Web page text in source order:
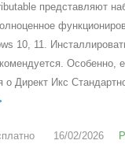
представляют
10, 11.
Особенно,
Директ Икс
16/02/2026